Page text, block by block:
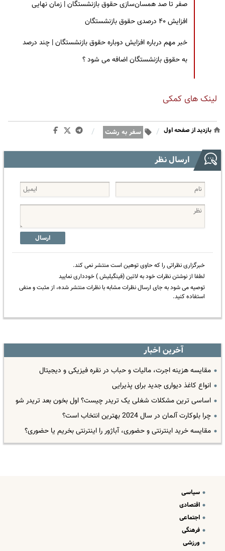
صفر تا صد همسان‌سازی حقوق بازنشستگان | زمان نهایی
افزایش ۴۰ درصدی حقوق بازنشستگان
خبر مهم درباره افزایش دوباره حقوق بازنشستگان | چند درصد
به حقوق بازنشستگان اضافه می شود ؟
لینک های کمکی
بازدید از صفحه اول / سفر به رشت /
ارسال نظر
ارسال
خبرگزاری نظراتی را که حاوی توهین است منتشر نمی کند.
لطفا از نوشتن نظرات خود به لاتین (فینگیلیش ) خودداری نمایید
توصیه می شود به جای ارسال نظرات مشابه با نظرات منتشر شده، از مثبت و منفی
استفاده کنید.
آخرین اخبار
مقایسه هزینه اجرت، مالیات و حباب در نقره فیزیکی و دیجیتال
انواع کاغذ دیواری جدید برای پذیرایی
اساسی ترین مشکلات شغلی یک تریدر چیست؟ اول بخون بعد تریدر شو
چرا بلوکارت آلمان در سال 2024 بهترین انتخاب است؟
مقایسه خرید اینترنتی و حضوری، آباژور را اینترنتی بخریم یا حضوری؟
سیاسی
اقتصادی
اجتماعی
فرهنگی
ورزشی